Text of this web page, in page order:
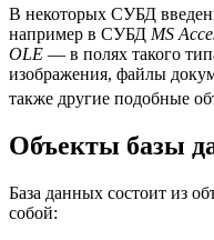
В некоторых СУБД
например в СУБД MS
OLE — в полях такого
изображения, файлы
также другие подобные
Объекты базы
База данных состоит из
собой: